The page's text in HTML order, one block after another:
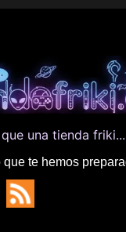
una tienda friki...
que te hemos